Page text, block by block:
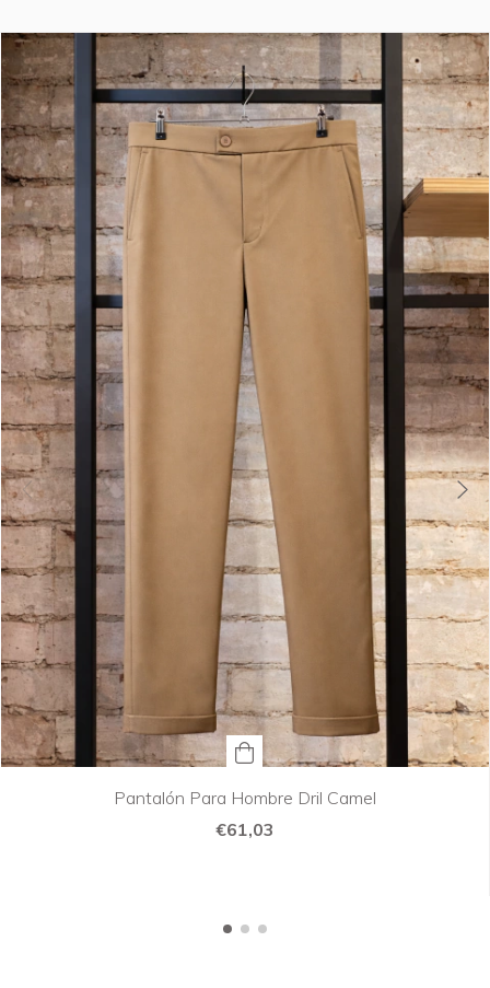
Pantalón Para Hombre Dril Camel
€61,03